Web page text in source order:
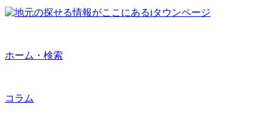
ホーム・検索
コラム